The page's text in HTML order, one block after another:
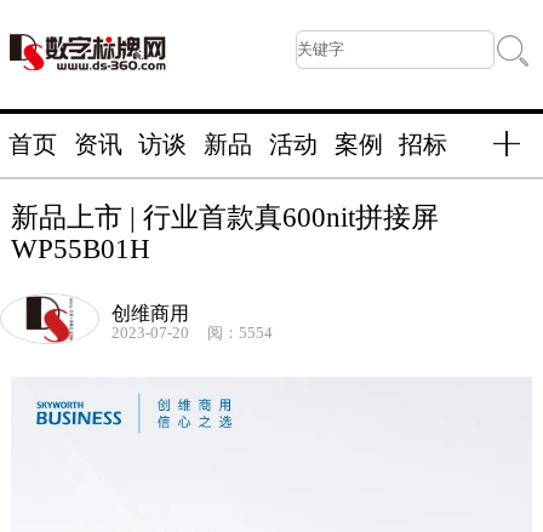
首页 资讯 访谈 新品 活动 案例 招标
新品上市 | 行业首款真600nit拼接屏
WP55B01H
创维商用
2023-07-20 阅：5554